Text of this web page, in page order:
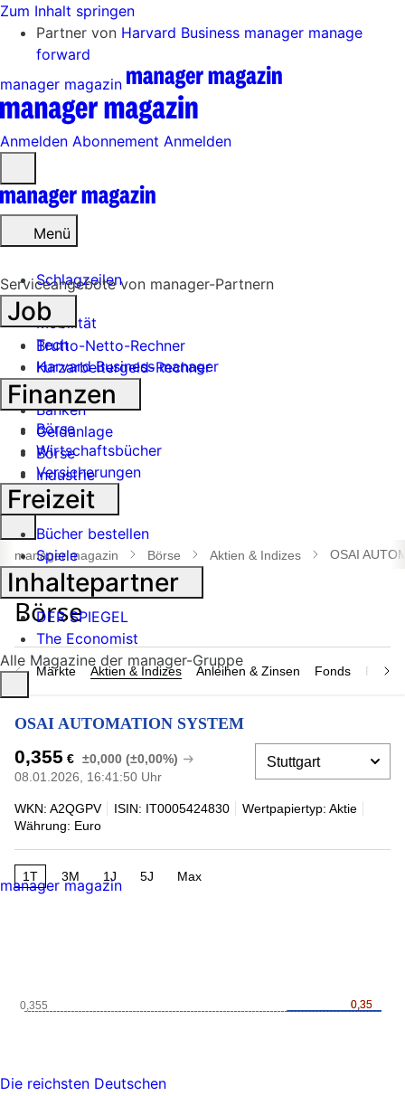
Zum Inhalt springen
Partner von Harvard Business manager manage
forward
manager magazin
Anmelden Abonnement Anmelden
öffnen
Menü
Schlagzeilen
Mobilität
Tech
Harvard Business manager
Handel
Banken
Geldanlage
Börse
Industrie
Suche
öffnen
manager magazin Börse Aktien & Indizes OSAI
Märkte Aktien & Indizes Anleihen & Zinsen Fonds
OSAI AUTOMATION SYSTEM
0,355 € ±0,000 (±0,00%)
08.01.2026, 16:41:50 Uhr
WKN: A2QGPV ISIN: IT0005424830
Wertpapiertyp: Aktie
Währung: Euro
1T 3M 1J 5J Max
0,35
0,35
0,355
Serviceangebote von manager-Partnern
Job
Brutto-Netto-Rechner
Kurzarbeitergeld-Rechner
Finanzen
Börse
Wirtschaftsbücher
Versicherungen
Freizeit
Bücher bestellen
Spiele
Inhaltepartner
DER SPIEGEL
The Economist
Alle Magazine der manager-Gruppe
manager magazin
Die reichsten Deutschen